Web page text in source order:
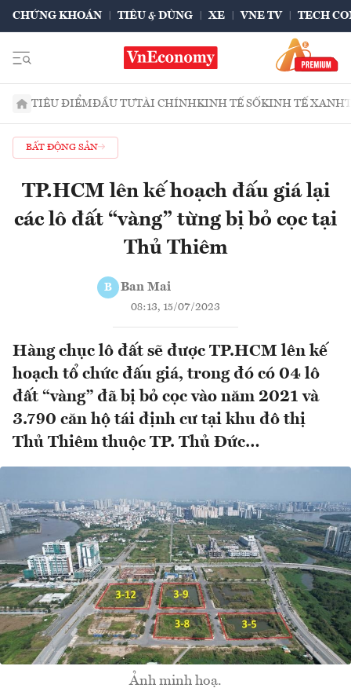
CHỨNG KHOÁN TIÊU & DÙNG XE VNE TV TECH
TIÊU ĐIỂMĐẦU TƯTÀI CHÍNHKINH TẾ SỐKINH TẾ XANH
BẤT ĐỘNG SẢN
TP.HCM lên kế hoạch đấu giá lại
các lô đất “vàng” từng bị bỏ cọc tại
Thủ Thiêm
B Ban Mai
08:13, 15/07/2023
Hàng chục lô đất sẽ được TP.HCM lên kế
hoạch tổ chức đấu giá, trong đó có 04 lô
đất “vàng” đã bị bỏ cọc vào năm 2021 và
3.790 căn hộ tái định cư tại khu đô thị
Thủ Thiêm thuộc TP. Thủ Đức…
Ảnh minh hoạ.